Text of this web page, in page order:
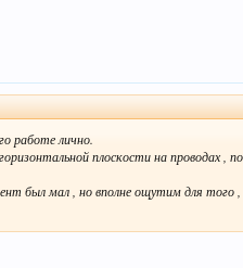
работе лично.
плоскости на проводах ,
был мал , но вполне ощутим для